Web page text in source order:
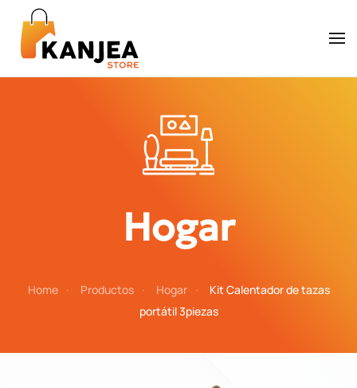
Skip to main content
Hogar
Home Productos Hogar
Kit Calentador de tazas
portátil 3piezas